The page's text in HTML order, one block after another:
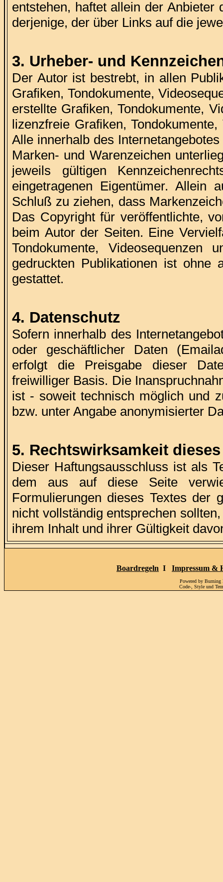
entstehen, haftet allein der
derjenige, der über Links auf die
3. Urheber- und
Der Autor ist bestrebt, in allen
Grafiken, Tondokumente,
erstellte Grafiken, Tondokumente,
lizenzfreie Grafiken,
Alle innerhalb des
Marken- und Warenzeichen
jeweils gültigen
eingetragenen Eigentümer.
Schluß zu ziehen, dass
Das Copyright für veröffentlichte,
beim Autor der Seiten. Eine
Tondokumente,
gedruckten Publikationen ist ohne
gestattet.
4. Datenschutz
Sofern innerhalb des
oder geschäftlicher Daten
erfolgt die Preisgabe dieser
freiwilliger Basis. Die
ist - soweit technisch möglich und
bzw. unter Angabe anonymisierter
5. Rechtswirksamkeit
Dieser Haftungsausschluss ist als
dem aus auf diese Seite
Formulierungen dieses Textes der
nicht vollständig entsprechen
ihrem Inhalt und ihrer Gültigkeit
Boardregeln I Impressum &
Powered by
Code-, Style und